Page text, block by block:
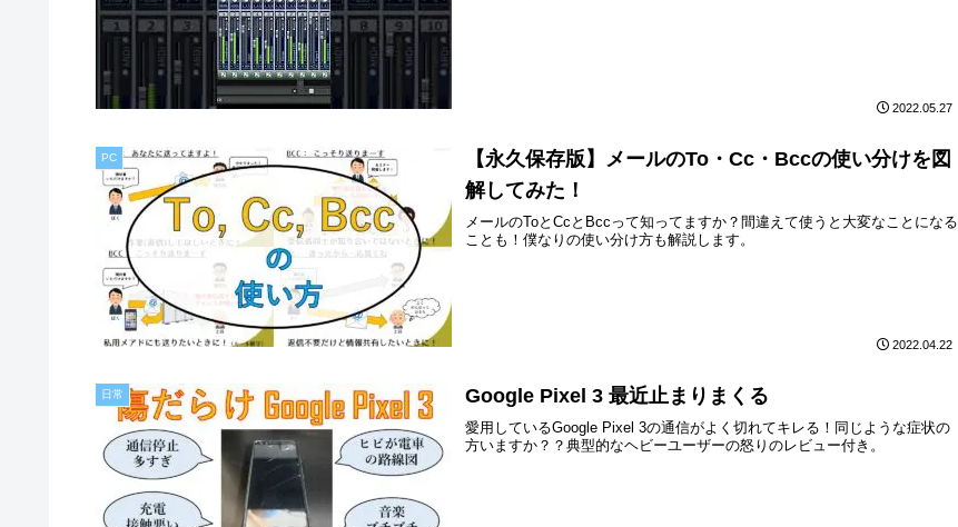
2022.05.27
PC
【永久保存版】メールのTo・Cc・Bccの使い分けを図
解してみた！
メールのToとCcとBccって知ってますか？間違えて使うと大変なことになる
ことも！僕なりの使い分け方も解説します。
2022.04.22
日常 Google Pixel 3 最近止まりまくる
愛用しているGoogle Pixel 3の通信がよく切れてキレる！同じような症状の
方いますか？？典型的なヘビーユーザーの怒りのレビュー付き。